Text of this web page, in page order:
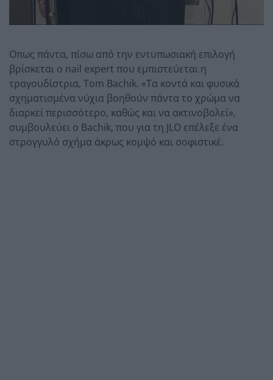
Οπως πάντα, πίσω από την εντυπωσιακή επιλογή
βρίσκεται ο nail expert που εμπιστεύεται η
τραγουδίστρια, Tom Bachik. «Τα κοντά και φυσικά
σχηματισμένα νύχια βοηθούν πάντα το χρώμα να
διαρκεί περισσότερο, καθώς και να ακτινοβολεί»,
συμβουλεύει ο Bachik, που για τη JLO επέλεξε ένα
στρογγυλό σχήμα άκρως κομψό και σοφιστικέ.